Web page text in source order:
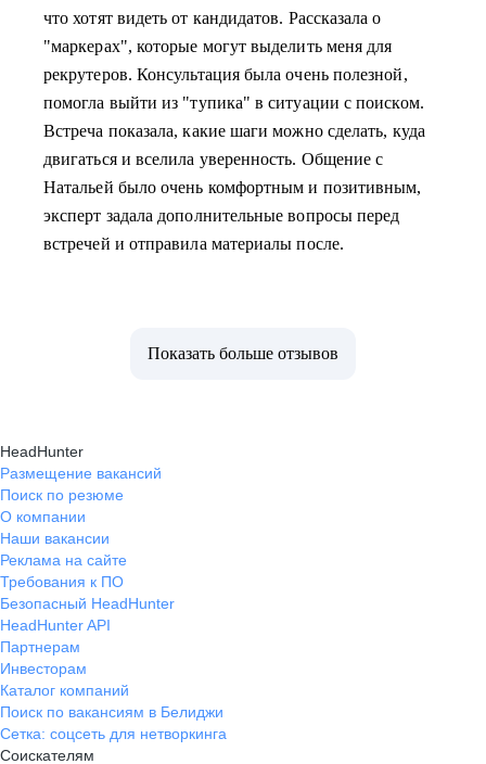
что хотят видеть от кандидатов. Рассказала о
"маркерах", которые могут выделить меня для
рекрутеров. Консультация была очень полезной,
помогла выйти из "тупика" в ситуации с поиском.
Встреча показала, какие шаги можно сделать, куда
двигаться и вселила уверенность. Общение с
Натальей было очень комфортным и позитивным,
эксперт задала дополнительные вопросы перед
встречей и отправила материалы после.
Показать больше отзывов
HeadHunter
Размещение вакансий
Поиск по резюме
О компании
Наши вакансии
Реклама на сайте
Требования к ПО
Безопасный HeadHunter
HeadHunter API
Партнерам
Инвесторам
Каталог компаний
Поиск по вакансиям в Белиджи
Сетка: соцсеть для нетворкинга
Соискателям